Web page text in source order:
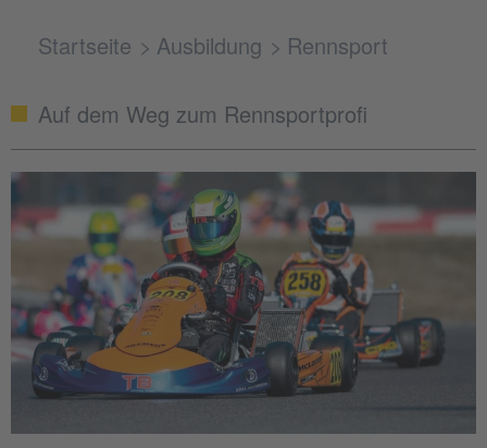
Startseite Ausbildung Rennsport
Auf dem Weg zum Rennsportprofi